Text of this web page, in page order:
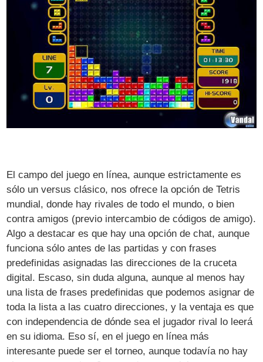
El campo del juego en línea, aunque estrictamente es
sólo un versus clásico, nos ofrece la opción de Tetris
mundial, donde hay rivales de todo el mundo, o bien
contra amigos (previo intercambio de códigos de amigo).
Algo a destacar es que hay una opción de chat, aunque
funciona sólo antes de las partidas y con frases
predefinidas asignadas las direcciones de la cruceta
digital. Escaso, sin duda alguna, aunque al menos hay
una lista de frases predefinidas que podemos asignar de
toda la lista a las cuatro direcciones, y la ventaja es que
con independencia de dónde sea el jugador rival lo leerá
en su idioma. Eso sí, en el juego en línea más
interesante puede ser el torneo, aunque todavía no hay